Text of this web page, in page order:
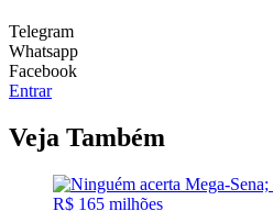
Telegram
Whatsapp
Facebook
Entrar
Veja Também